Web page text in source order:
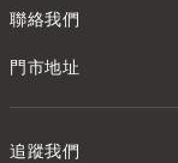
聯絡我們
門市地址
追蹤我們